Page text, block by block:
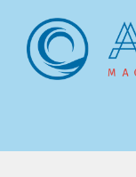
contenu